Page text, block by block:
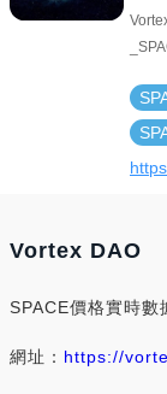
Vortex DAO
SPACE價格實時數
網址： https://